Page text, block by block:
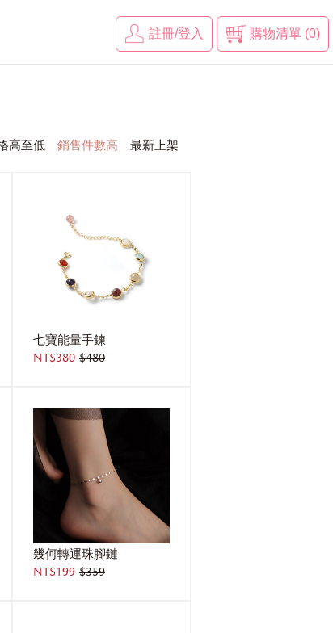
購物清單 (0)
註冊/登入
高至低 銷售件數高 最新上架
七寶能量手鍊
NT$380 $480
幾何轉運珠腳鏈
NT$199 $359